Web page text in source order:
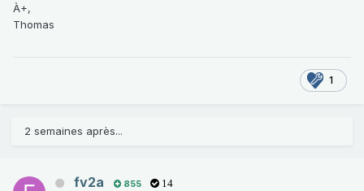
À+,
Thomas
1
2 semaines après...
fv2a 855 14